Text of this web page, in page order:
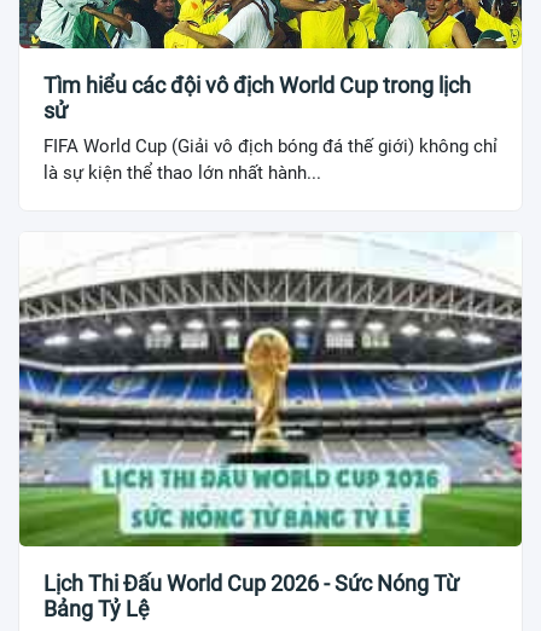
Tìm hiểu các đội vô địch World Cup trong lịch
sử
FIFA World Cup (Giải vô địch bóng đá thế giới) không chỉ
là sự kiện thể thao lớn nhất hành...
Lịch Thi Đấu World Cup 2026 - Sức Nóng Từ
Bảng Tỷ Lệ